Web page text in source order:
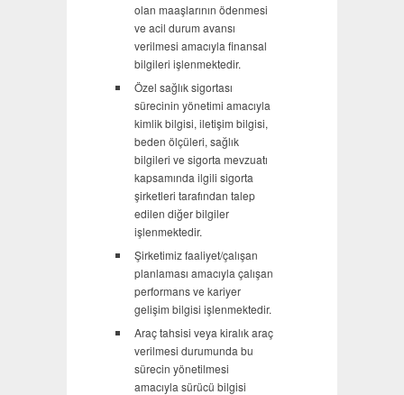
olan maaşlarının ödenmesi
ve acil durum avansı
verilmesi amacıyla finansal
bilgileri işlenmektedir.
Özel sağlık sigortası
sürecinin yönetimi amacıyla
kimlik bilgisi, iletişim bilgisi,
beden ölçüleri, sağlık
bilgileri ve sigorta mevzuatı
kapsamında ilgili sigorta
şirketleri tarafından talep
edilen diğer bilgiler
işlenmektedir.
Şirketimiz faaliyet/çalışan
planlaması amacıyla çalışan
performans ve kariyer
gelişim bilgisi işlenmektedir.
Araç tahsisi veya kiralık araç
verilmesi durumunda bu
sürecin yönetilmesi
amacıyla sürücü bilgisi